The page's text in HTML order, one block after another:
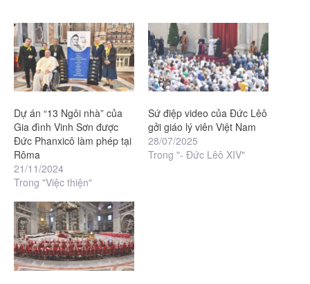
Dự án “13 Ngôi nhà” của
Gia đình Vinh Sơn được
Đức Phanxicô làm phép tại
Rôma
21/11/2024
Trong "Việc thiện"
Sứ điệp video của Đức Lêô
gởi giáo lý viên Việt Nam
28/07/2025
Trong "- Đức Lêô XIV"